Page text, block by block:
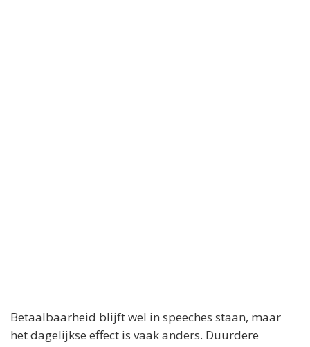
Betaalbaarheid blijft wel in speeches staan, maar
het dagelijkse effect is vaak anders. Duurdere